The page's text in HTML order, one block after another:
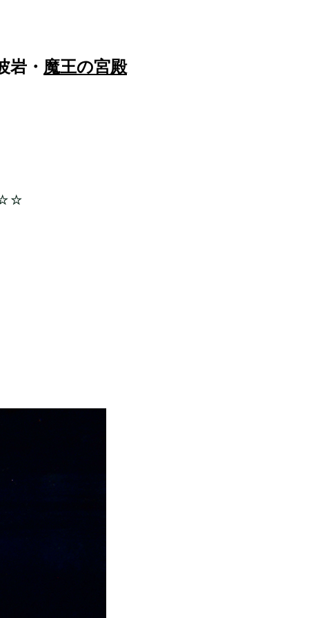
岩・ 魔王の宮殿